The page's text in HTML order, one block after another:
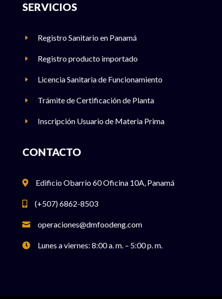
SERVICIOS
E Registro Sanitario en Panamá
E Registro producto importado
E Licencia Sanitaria de Funcionamiento
E Trámite de Certificación de Planta
E Inscripción Usuario de Materia Prima
CONTACTO
 Edificio Obarrio 60 Oficina 10A, Panamá
 (+507) 6862-8503
 operaciones@dmfoodeng.com
 Lunes a viernes: 8:00 a. m. – 5:00 p. m.